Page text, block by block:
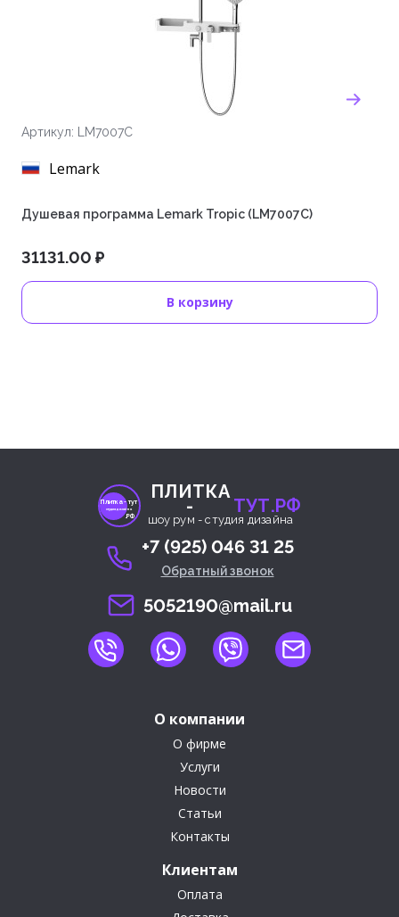
Артикул: LM7007C
Lemark
Душевая программа Lemark Tropic (LM7007C)
31131.00 ₽
В корзину
ПЛИТКА
- ТУТ.РФ
шоу рум - студия дизайна
Плитка- тут
студия дизайна
.РФ
+7 (925) 046 31 25
Обратный звонок
5052190@mail.ru
О компании
О фирме
Услуги
Новости
Статьи
Контакты
Клиентам
Оплата